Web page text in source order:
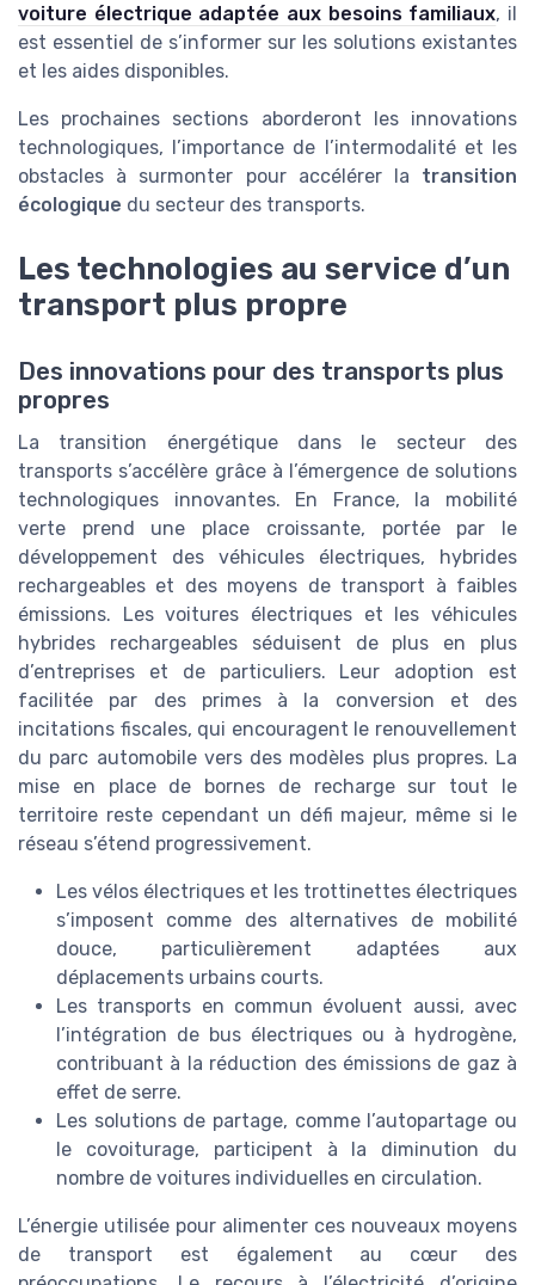
voiture électrique adaptée aux besoins familiaux, il
est essentiel de s’informer sur les solutions existantes
et les aides disponibles.
Les prochaines sections aborderont les innovations
technologiques, l’importance de l’intermodalité et les
obstacles à surmonter pour accélérer la transition
écologique du secteur des transports.
Les technologies au service d’un
transport plus propre
Des innovations pour des transports plus
propres
La transition énergétique dans le secteur des
transports s’accélère grâce à l’émergence de solutions
technologiques innovantes. En France, la mobilité
verte prend une place croissante, portée par le
développement des véhicules électriques, hybrides
rechargeables et des moyens de transport à faibles
émissions. Les voitures électriques et les véhicules
hybrides rechargeables séduisent de plus en plus
d’entreprises et de particuliers. Leur adoption est
facilitée par des primes à la conversion et des
incitations fiscales, qui encouragent le renouvellement
du parc automobile vers des modèles plus propres. La
mise en place de bornes de recharge sur tout le
territoire reste cependant un défi majeur, même si le
réseau s’étend progressivement.
Les vélos électriques et les trottinettes électriques
s’imposent comme des alternatives de mobilité
douce, particulièrement adaptées aux
déplacements urbains courts.
Les transports en commun évoluent aussi, avec
l’intégration de bus électriques ou à hydrogène,
contribuant à la réduction des émissions de gaz à
effet de serre.
Les solutions de partage, comme l’autopartage ou
le covoiturage, participent à la diminution du
nombre de voitures individuelles en circulation.
L’énergie utilisée pour alimenter ces nouveaux moyens
de transport est également au cœur des